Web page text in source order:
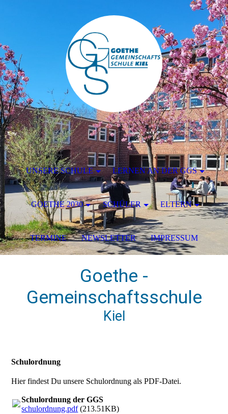
Goethe -
Gemeinschaftsschule
Kiel
Schulordnung
Hier findest Du unsere Schulordnung als PDF-Datei.
Schulordnung der GGS
schulordnung.pdf(213.51KB)
UNSERE SCHULE LERNEN AN DER GGS
GOETHE 2030 SCHÜLER ELTERN
TERMINE NEWSLETTER IMPRESSUM